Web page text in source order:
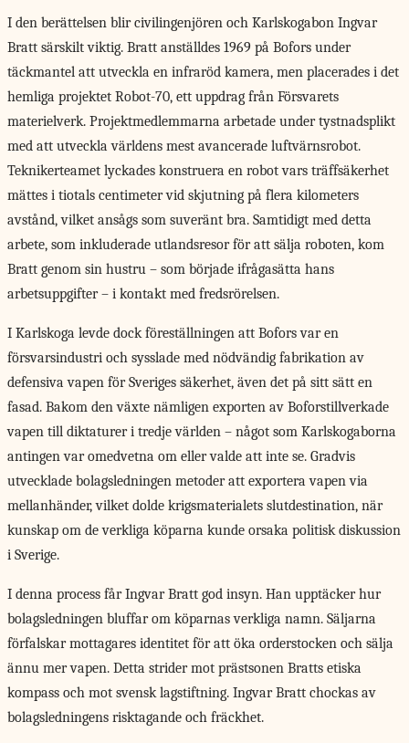
I den berättelsen blir civilingenjören och Karlskogabon Ingvar
Bratt särskilt viktig. Bratt anställdes 1969 på Bofors under
täckmantel att utveckla en infraröd kamera, men placerades i det
hemliga projektet Robot-70, ett uppdrag från Försvarets
materielverk. Projektmedlemmarna arbetade under tystnadsplikt
med att utveckla världens mest avancerade luftvärnsrobot.
Teknikerteamet lyckades konstruera en robot vars träffsäkerhet
mättes i tiotals centimeter vid skjutning på flera kilometers
avstånd, vilket ansågs som suveränt bra. Samtidigt med detta
arbete, som inkluderade utlandsresor för att sälja roboten, kom
Bratt genom sin hustru – som började ifrågasätta hans
arbetsuppgifter – i kontakt med fredsrörelsen.
I Karlskoga levde dock föreställningen att Bofors var en
försvarsindustri och sysslade med nödvändig fabrikation av
defensiva vapen för Sveriges säkerhet, även det på sitt sätt en
fasad. Bakom den växte nämligen exporten av Boforstillverkade
vapen till diktaturer i tredje världen – något som Karlskogaborna
antingen var omedvetna om eller valde att inte se. Gradvis
utvecklade bolagsledningen metoder att exportera vapen via
mellanhänder, vilket dolde krigsmaterialets slutdestination, när
kunskap om de verkliga köparna kunde orsaka politisk diskussion
i Sverige.
I denna process får Ingvar Bratt god insyn. Han upptäcker hur
bolagsledningen bluffar om köparnas verkliga namn. Säljarna
förfalskar mottagares identitet för att öka orderstocken och sälja
ännu mer vapen. Detta strider mot prästsonen Bratts etiska
kompass och mot svensk lagstiftning. Ingvar Bratt chockas av
bolagsledningens risktagande och fräckhet.